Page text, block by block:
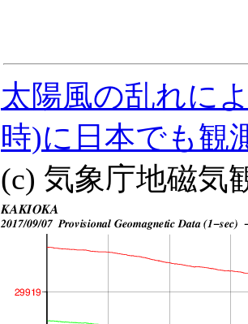
太陽風の乱れに
時)に日本でも観
(c) 気象庁地磁気